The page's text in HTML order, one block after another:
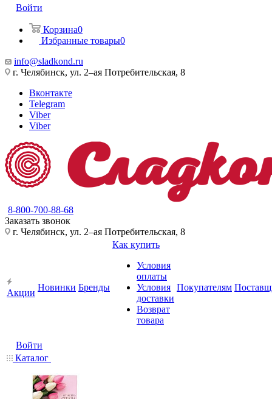
Войти
Корзина0
Избранные товары0
info@sladkond.ru
г. Челябинск, ул. 2–ая Потребительская, 8
Вконтакте
Telegram
Viber
Viber
8-800-700-88-68
Заказать звонок
г. Челябинск, ул. 2–ая Потребительская, 8
Акции
Новинки Бренды
Как купить
Условия
оплаты
Условия
доставки
Возврат
товара
Покупателям
Войти
Каталог